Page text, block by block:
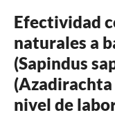
Efectividad
naturales a
(Sapindus
nivel de